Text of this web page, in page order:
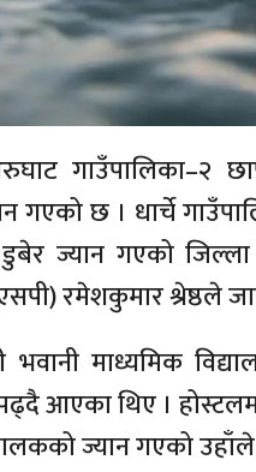
गाउँपालिका–२
गएको छ । धार्चे
ज्यान गएको जिल्ला
रमेशकुमार श्रेष्ठले
भवानी माध्यमिक
आएका थिए ।
ज्यान गएको